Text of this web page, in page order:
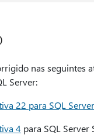
nas seguintes
Server:
22 para SQL
4 para SQL Server